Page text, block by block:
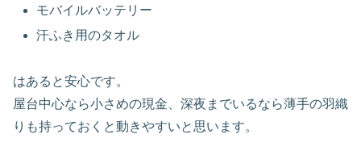
モバイルバッテリー
汗ふき用のタオル
はあると安心です。
屋台中心なら小さめの現金、深夜までいるなら薄手の羽織
りも持っておくと動きやすいと思います。